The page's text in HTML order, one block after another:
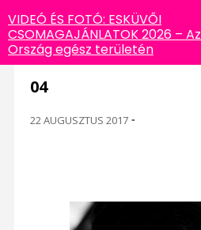
04
22 AUGUSZTUS 2017 -
VIDEÓ ÉS FOTÓ: ESKÜVŐI
CSOMAGAJÁNLATOK 2026 – Az
Ország egész területén